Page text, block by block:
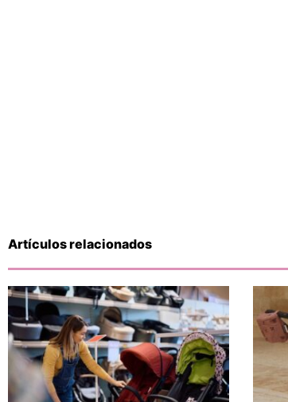
Artículos relacionados